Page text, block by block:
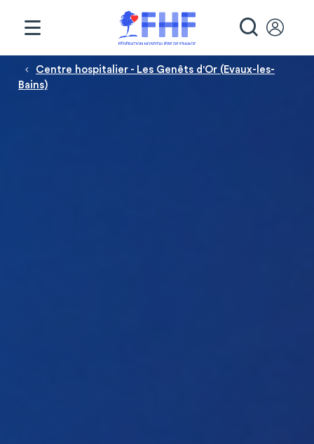
Fil d'Ariane
Centre hospitalier - Les Genêts d'Or (Evaux-les-
Bains)
Panneau de gestion des cookies